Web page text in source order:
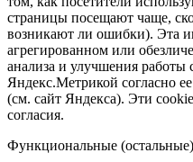
страницы посещают чаще,
возникают ли ошибки). Эта
агрегированном или
анализа и улучшения работы
Яндекс.Метрикой согласно
(см. сайт Яндекса). Эти
согласия.
Функциональные